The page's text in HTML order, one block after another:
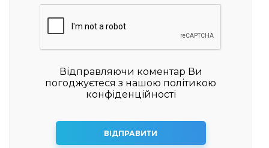
Відправляючи коментар Ви
погоджуєтеся з нашою політикою
конфіденційності